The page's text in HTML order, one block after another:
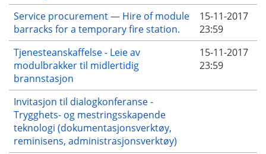
Service procurement — Hire of module
barracks for a temporary fire station.
15-11-2017
23:59
Tjenesteanskaffelse - Leie av
modulbrakker til midlertidig
brannstasjon
15-11-2017
23:59
Invitasjon til dialogkonferanse -
Trygghets- og mestringsskapende
teknologi (dokumentasjonsverktøy,
reminisens, administrasjonsverktøy)